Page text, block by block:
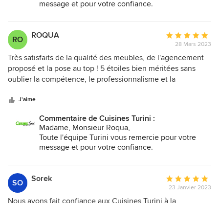
parallélisme.
à notre entreprise et pour atténuer votre
message et pour votre confiance.
RO ROQUA
Note
moyenne
:
5
étoiles
28 Mars 2023
Très satisfaits de la qualité des meubles, de l'agencement
proposé et la pose au top ! 5 étoiles bien méritées sans
oublier la compétence, le professionnalisme et la
J'aime
Commentaire de Cuisines Turini :
Madame, Monsieur Roqua,
Toute l'équipe Turini vous remercie pour votre
message et pour votre confiance.
SO Sorek
Note
moyenne
:
23 Janvier 2023
Nous avons fait confiance aux Cuisines Turini à la